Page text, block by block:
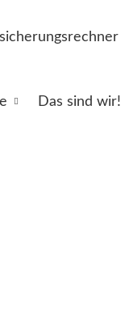
Das sind wir!